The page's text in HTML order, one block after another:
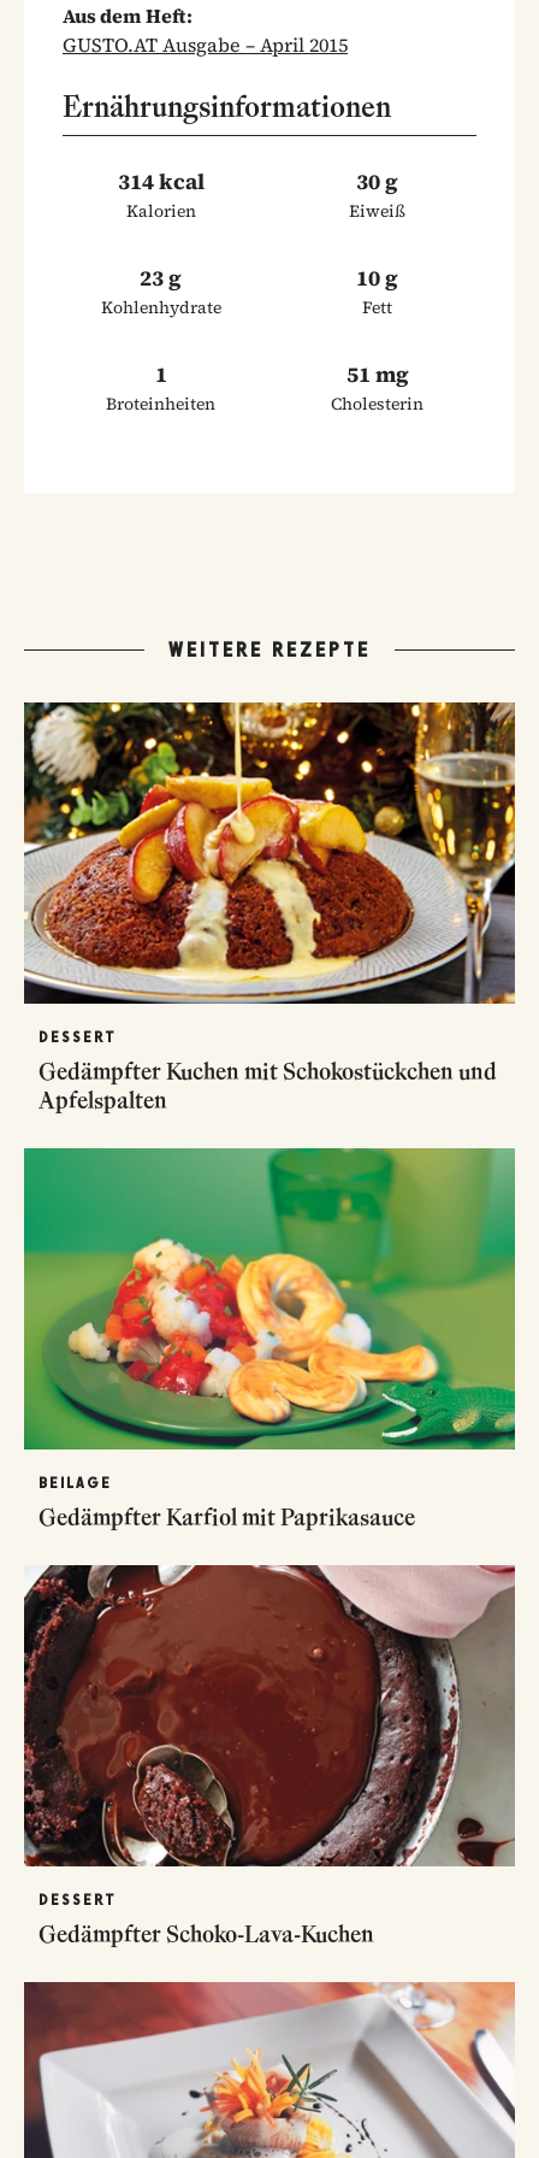
Aus dem Heft:
GUSTO.AT Ausgabe – April 2015
Ernährungsinformationen
314 kcal
Kalorien
30 g
Eiweiß
23 g
Kohlenhydrate
10 g
Fett
1
Broteinheiten
51 mg
Cholesterin
WEITERE REZEPTE
DESSERT
Gedämpfter Kuchen mit Schokostückchen und
Apfelspalten
BEILAGE
Gedämpfter Karfiol mit Paprikasauce
DESSERT
Gedämpfter Schoko-Lava-Kuchen